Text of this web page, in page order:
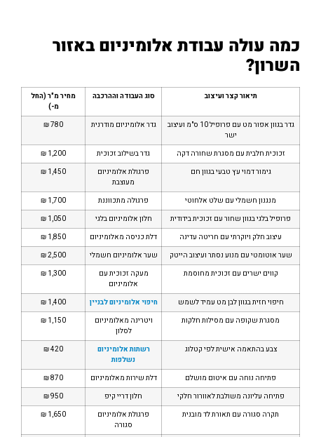
כמה עולה עבודת אלומיניום באזור
השרון?
תיאור קצר ועיצוב סוג העבודה וההרכבה
מחיר מ"ר (החל
מ-)
גדר בגוון אפור מט עם פרופיל 10 ס"מ ועיצוב
ישר
גדר אלומיניום מודרנית 780 ₪
זכוכית חלבית עם מסגרת שחורה דקה גדר בשילוב זכוכית
1,200 ₪
גימור דמוי עץ טבעי בגוון חם
פרגולת אלומיניום
מעוצבת
1,450 ₪
מנגנון חשמלי עם שלט אלחוטי פרגולה מתכווננת
1,700 ₪
פרופיל בלגי בגוון שחור עם זכוכית בידודית
חלון אלומיניום בלגי
1,050 ₪
עיצוב חלק ויוקרתי עם חריטה עדינה
דלת כניסה מאלומיניום
1,850 ₪
שער אוטומטי עם מנוע נסתר ועיצוב הייטק
שער אלומיניום חשמלי
2,500 ₪
קווים ישרים עם זכוכית מחוסמת
מעקה זכוכית עם
אלומיניום
1,300 ₪
חיפוי חזית בגוון לבן מט עמיד לשמש חיפוי אלומיניום לבניין
1,400 ₪
מסגרת שקופה עם מסילות חלקות
ויטרינה מאלומיניום
לסלון
1,150 ₪
צבע בהתאמה אישית לפי קטלוג
רשתות אלומיניום
נשלפות
420 ₪
פתיחה נוחה עם איטום מושלם דלת שירות מאלומיניום
870 ₪
פתיחה עליונה משולבת לאוורור חלקי
חלון דריי קיפ
950 ₪
תקרה סגורה עם תאורת לד מובנית
פרגולת אלומיניום
סגורה
1,650 ₪